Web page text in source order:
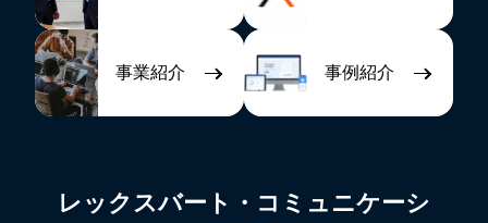
事業紹介 事例紹介
レックスバート・コミュニケーシ